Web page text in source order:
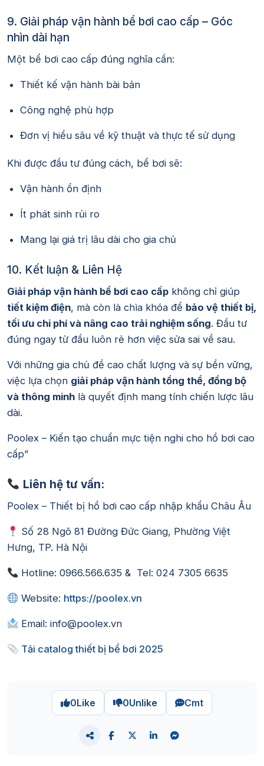
9. Giải pháp vận hành bể bơi cao cấp – Góc
nhìn dài hạn
Một bể bơi cao cấp đúng nghĩa cần:
Thiết kế vận hành bài bản
Công nghệ phù hợp
Đơn vị hiểu sâu về kỹ thuật và thực tế sử dụng
Khi được đầu tư đúng cách, bể bơi sẽ:
Vận hành ổn định
Ít phát sinh rủi ro
Mang lại giá trị lâu dài cho gia chủ
10. Kết luận & Liên Hệ
Giải pháp vận hành bể bơi cao cấp không chỉ giúp
tiết kiệm điện, mà còn là chìa khóa để bảo vệ thiết bị,
tối ưu chi phí và nâng cao trải nghiệm sống. Đầu tư
đúng ngay từ đầu luôn rẻ hơn việc sửa sai về sau.
Với những gia chủ đề cao chất lượng và sự bền vững,
việc lựa chọn giải pháp vận hành tổng thể, đồng bộ
và thông minh là quyết định mang tính chiến lược lâu
dài.
Poolex – Kiến tạo chuẩn mực tiện nghi cho hồ bơi cao
cấp”
Liên hệ tư vấn:
Poolex – Thiết bị hồ bơi cao cấp nhập khẩu Châu Âu
Số 28 Ngõ 81 Đường Đức Giang, Phường Việt
Hưng, TP. Hà Nội
Hotline: 0966.566.635 & Tel: 024 7305 6635
Website: https://poolex.vn
Email: info@poolex.vn
Tải catalog thiết bị bể bơi 2025
0Like 0Unlike Cmt